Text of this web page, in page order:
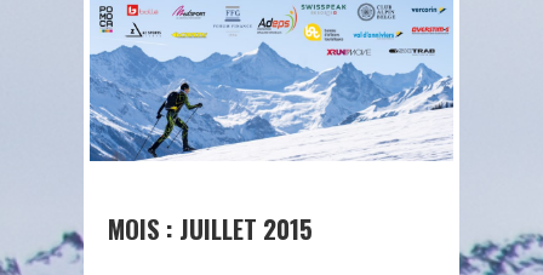
MOIS : JUILLET 2015